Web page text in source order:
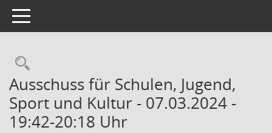
Toggle navigation
Rechercheauswahl
Ausschuss für Schulen, Jugend,
Sport und Kultur - 07.03.2024 -
19:42-20:18 Uhr